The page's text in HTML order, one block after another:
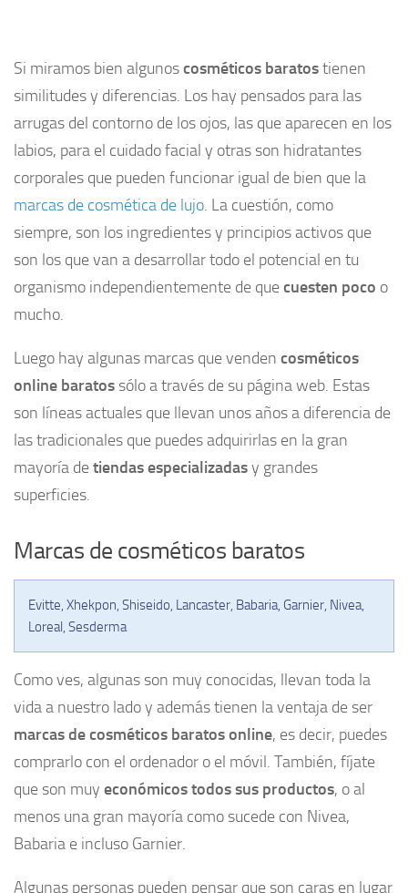
Si miramos bien algunoscosméticos baratostienen
similitudes y diferencias. Los hay pensados para las
arrugas del contorno de los ojos, las que aparecen en los
labios, para el cuidado facial y otras son hidratantes
corporales que pueden funcionar igual de bien que la
marcas de cosmética de lujo. La cuestión, como
siempre, son los ingredientes y principios activos que
son los que van a desarrollar todo el potencial en tu
organismo independientemente de quecuesten poco o
mucho.
Luego hay algunas marcas que venden cosméticos
online baratos sólo a través de su página web. Estas
son líneas actuales que llevan unos años a diferencia de
las tradicionales que puedes adquirirlas en la gran
mayoría detiendas especializadasy grandes
superficies.
Marcas de cosméticos baratos
Evitte, Xhekpon, Shiseido, Lancaster, Babaria, Garnier, Nivea,
Loreal, Sesderma
Como ves, algunas son muy conocidas, llevan toda la
vida a nuestro lado y además tienen la ventaja de ser
marcas de cosméticos baratos online, es decir, puedes
comprarlo con el ordenador o el móvil. También, fíjate
que son muy económicos todos sus productos, o al
menos una gran mayoría como sucede con Nivea,
Babaria e incluso Garnier.
Algunas personas pueden pensar que son caras en lugar